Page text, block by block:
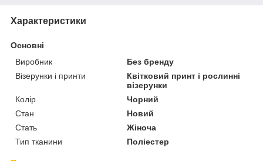
Характеристики
Основні
Виробник
Без бренду
Візерунки і принти
Квітковий принт і рослинні
візерунки
Колір
Чорний
Стан
Новий
Стать
Жіноча
Тип тканини
Поліестер